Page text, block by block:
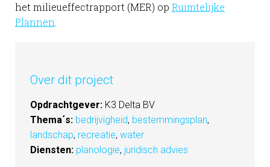
het milieueffectrapport (MER) op Ruimtelijke
Plannen.
Over dit project
Opdrachtgever: K3 Delta BV
Thema´s: bedrijvigheid, bestemmingsplan,
landschap, recreatie, water
Diensten: planologie, juridisch advies